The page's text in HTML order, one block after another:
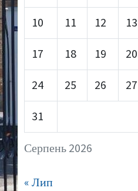
Серпень 2026
10 11 12 13
17 18 19 20
24 25 26 27
31
« Лип